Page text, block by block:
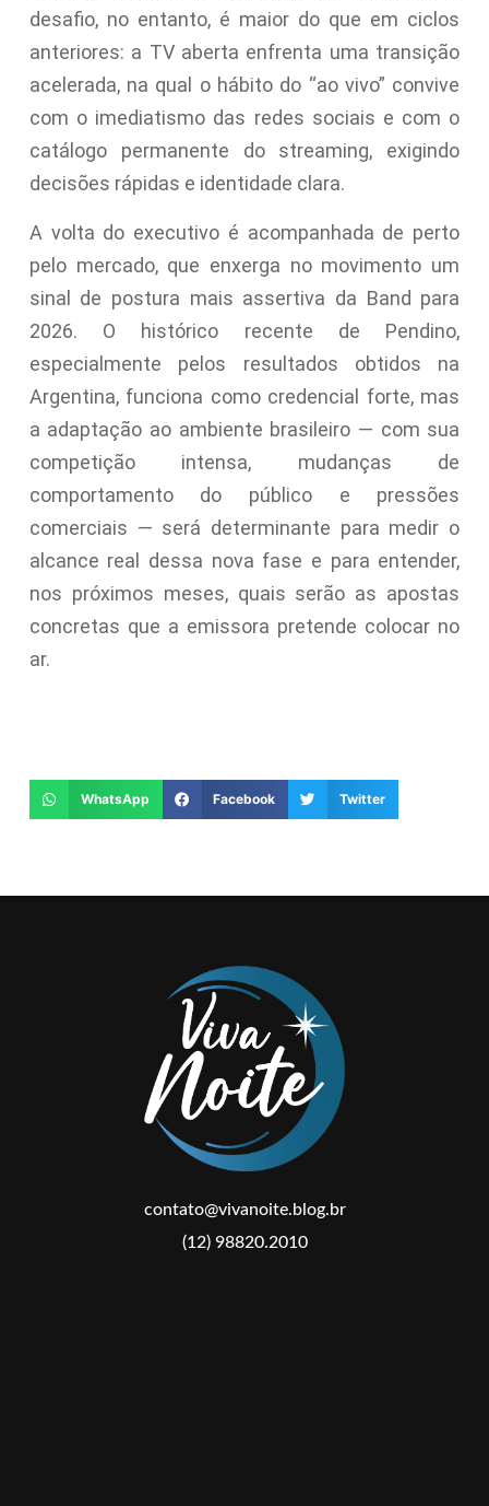
desafio, no entanto, é maior do que em ciclos
anteriores: a TV aberta enfrenta uma transição
acelerada, na qual o hábito do “ao vivo” convive
com o imediatismo das redes sociais e com o
catálogo permanente do streaming, exigindo
decisões rápidas e identidade clara.
A volta do executivo é acompanhada de perto
pelo mercado, que enxerga no movimento um
sinal de postura mais assertiva da Band para
2026. O histórico recente de Pendino,
especialmente pelos resultados obtidos na
Argentina, funciona como credencial forte, mas
a adaptação ao ambiente brasileiro — com sua
competição intensa, mudanças de
comportamento do público e pressões
comerciais — será determinante para medir o
alcance real dessa nova fase e para entender,
nos próximos meses, quais serão as apostas
concretas que a emissora pretende colocar no
ar.
WhatsApp Facebook Twitter
contato@vivanoite.blog.br
(12) 98820.2010